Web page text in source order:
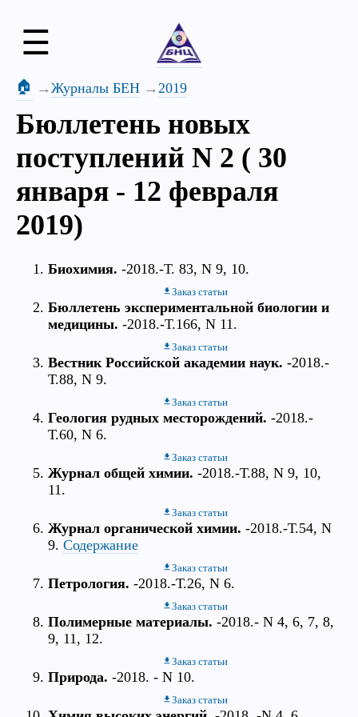
☰
🏠 Журналы БЕН 2019
Бюллетень новых
поступлений N 2 ( 30
января - 12 февраля
2019)
Биохимия. -2018.-Т. 83, N 9, 10.
Заказ статьи
Бюллетень экспериментальной биологии и
медицины. -2018.-Т.166, N 11.
Заказ статьи
Вестник Российской академии наук. -2018.-
Т.88, N 9.
Заказ статьи
Геология рудных месторождений. -2018.-
Т.60, N 6.
Заказ статьи
Журнал общей химии. -2018.-Т.88, N 9, 10,
11.
Заказ статьи
Журнал органической химии. -2018.-Т.54, N
9. Содержание
Заказ статьи
Петрология. -2018.-Т.26, N 6.
Заказ статьи
Полимерные материалы. -2018.- N 4, 6, 7, 8,
9, 11, 12.
Заказ статьи
Природа. -2018. - N 10.
Заказ статьи